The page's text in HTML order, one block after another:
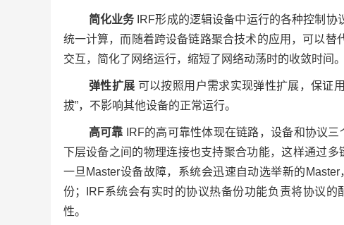
简化业务 IRF形成的逻辑设备中运行的各种控制
统一计算，而随着跨设备链路聚合技术的应用，可以
交互，简化了网络运行，缩短了网络动荡时的收敛时间。
弹性扩展 可以按照用户需求实现弹性扩展，保证
拔”，不影响其他设备的正常运行。
高可靠 IRF的高可靠性体现在链路，设备和协议
下层设备之间的物理连接也支持聚合功能，这样通过
一旦Master设备故障，系统会迅速自动选举新的
份；IRF系统会有实时的协议热备份功能负责将协议
性。